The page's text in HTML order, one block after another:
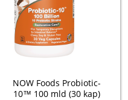
NOW Foods Probiotic-
10™ 100 mld (30 kap)